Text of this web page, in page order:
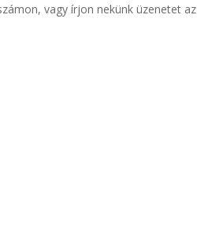
vagy írjon nekünk üzenetet